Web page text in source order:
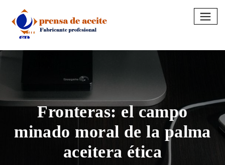
content
Fronteras: el campo
minado moral de la palma
aceitera ética